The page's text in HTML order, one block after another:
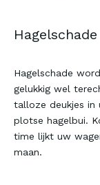
Hagelschade
Hagelschade
gelukkig wel
talloze deukjes in
plotse hagelbui.
time lijkt uw
maan.